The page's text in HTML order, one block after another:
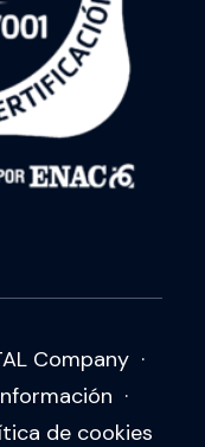
Company ·
·
de cookies